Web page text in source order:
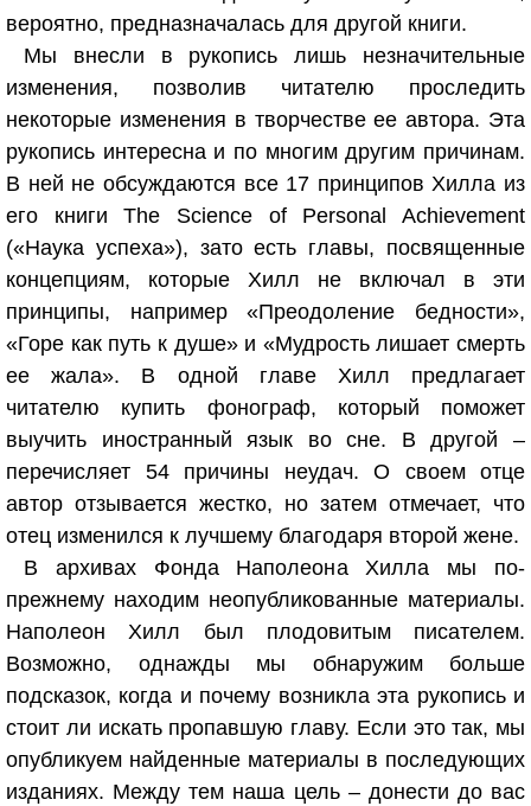
вероятно, предназначалась для другой книги.
Мы внесли в рукопись лишь незначительные
изменения, позволив читателю проследить
некоторые изменения в творчестве ее автора. Эта
рукопись интересна и по многим другим причинам.
В ней не обсуждаются все 17 принципов Хилла из
его книги The Science of Personal Achievement
(«Наука успеха»), зато есть главы, посвященные
концепциям, которые Хилл не включал в эти
принципы, например «Преодоление бедности»,
«Горе как путь к душе» и «Мудрость лишает смерть
ее жала». В одной главе Хилл предлагает
читателю купить фонограф, который поможет
выучить иностранный язык во сне. В другой –
перечисляет 54 причины неудач. О своем отце
автор отзывается жестко, но затем отмечает, что
отец изменился к лучшему благодаря второй жене.
В архивах Фонда Наполеона Хилла мы по-
прежнему находим неопубликованные материалы.
Наполеон Хилл был плодовитым писателем.
Возможно, однажды мы обнаружим больше
подсказок, когда и почему возникла эта рукопись и
стоит ли искать пропавшую главу. Если это так, мы
опубликуем найденные материалы в последующих
изданиях. Между тем наша цель – донести до вас